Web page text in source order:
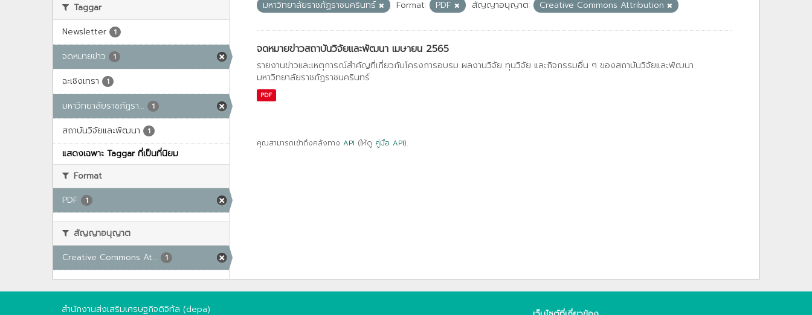
Taggar
Newsletter
1
จดหมายข่าว 1
ฉะเชิงเทรา 1
มหาวิทยาลัยราชภัฏรา... 1
สถาบันวิจัยและพัฒนา 1
แสดงเฉพาะ Taggar ที่เป็นที่นิยม
Format
PDF
1
สัญญาอนุญาต
Creative Commons At...
1
มหาวิทยาลัยราชภัฏราชนครินทร์
Format: PDF สัญญาอนุญาต: Creative Commons Attribution
จดหมายข่าวสถาบันวิจัยและพัฒนา เมษายน 2565
รายงานข่าวและเหตุการณ์สำคัญที่เกี่ยวกับโครงการอบรม ผลงานวิจัย ทุนวิจัย และกิจกรรมอื่น ๆ ของสถาบันวิจัยและพัฒนา
มหาวิทยาลัยราชภัฏราชนครินทร์
PDF
คุณสามารถเข้าถึงคลังทาง API (ให้ดู คู่มือ API).
สำนักงานส่งเสริมเศรษฐกิจดิจิทัล (depa)